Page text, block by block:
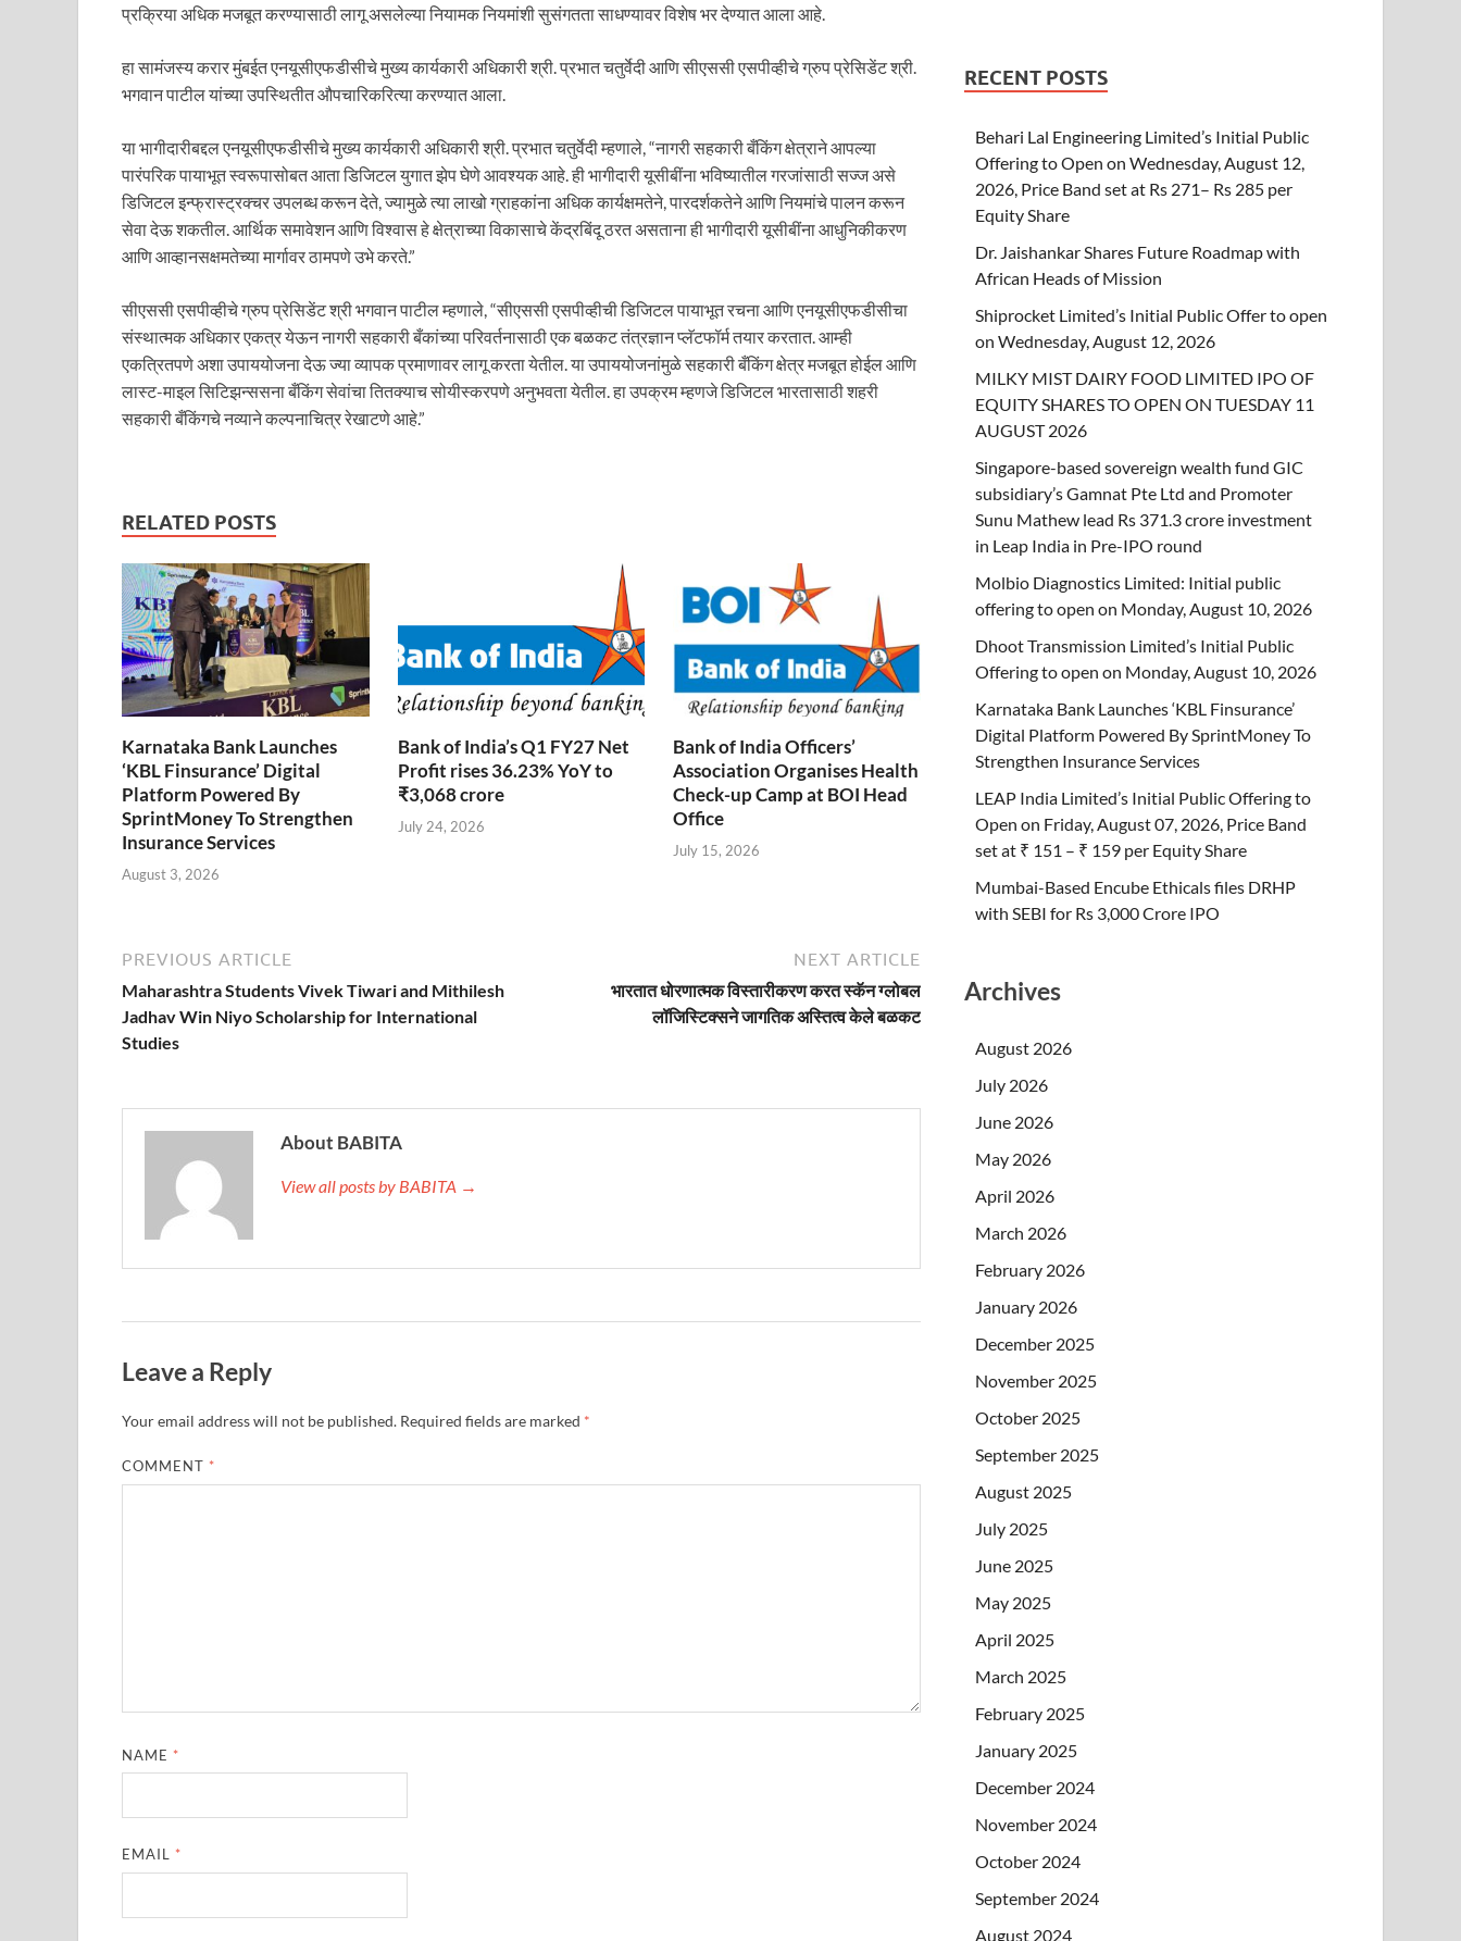
प्रक्रिया अधिक मजबूत करण्यासाठी लागू असलेल्या नियामक नियमांशी सुसंगतता साधण्यावर विशेष भर देण्यात आला आहे.
हा सामंजस्य करार मुंबईत एनयूसीएफडीसीचे मुख्य कार्यकारी अधिकारी श्री. प्रभात चतुर्वेदी आणि सीएससी एसपीव्हीचे ग्रुप प्रेसिडेंट श्री.
भगवान पाटील यांच्या उपस्थितीत औपचारिकरित्या करण्यात आला.
या भागीदारीबद्दल एनयूसीएफडीसीचे मुख्य कार्यकारी अधिकारी श्री. प्रभात चतुर्वेदी म्हणाले, “नागरी सहकारी बँकिंग क्षेत्राने आपल्या
पारंपरिक पायाभूत स्वरूपासोबत आता डिजिटल युगात झेप घेणे आवश्यक आहे. ही भागीदारी यूसीबींना भविष्यातील गरजांसाठी सज्ज असे
डिजिटल इन्फ्रास्ट्रक्चर उपलब्ध करून देते, ज्यामुळे त्या लाखो ग्राहकांना अधिक कार्यक्षमतेने, पारदर्शकतेने आणि नियमांचे पालन करून
सेवा देऊ शकतील. आर्थिक समावेशन आणि विश्वास हे क्षेत्राच्या विकासाचे केंद्रबिंदू ठरत असताना ही भागीदारी यूसीबींना आधुनिकीकरण
आणि आव्हानसक्षमतेच्या मार्गावर ठामपणे उभे करते.”
सीएससी एसपीव्हीचे ग्रुप प्रेसिडेंट श्री भगवान पाटील म्हणाले, “सीएससी एसपीव्हीची डिजिटल पायाभूत रचना आणि एनयूसीएफडीसीचा
संस्थात्मक अधिकार एकत्र येऊन नागरी सहकारी बँकांच्या परिवर्तनासाठी एक बळकट तंत्रज्ञान प्लॅटफॉर्म तयार करतात. आम्ही
एकत्रितपणे अशा उपाययोजना देऊ ज्या व्यापक प्रमाणावर लागू करता येतील. या उपाययोजनांमुळे सहकारी बँकिंग क्षेत्र मजबूत होईल आणि
लास्ट-माइल सिटिझन्ससना बँकिंग सेवांचा तितक्याच सोयीस्करपणे अनुभवता येतील. हा उपक्रम म्हणजे डिजिटल भारतासाठी शहरी
सहकारी बँकिंगचे नव्याने कल्पनाचित्र रेखाटणे आहे.”
RELATED POSTS
Karnataka Bank Launches
‘KBL Finsurance’ Digital
Platform Powered By
SprintMoney To Strengthen
Insurance Services
August 3, 2026
Bank of India’s Q1 FY27 Net
Profit rises 36.23% YoY to
₹3,068 crore
July 24, 2026
Bank of India Officers’
Association Organises Health
Check-up Camp at BOI Head
Office
July 15, 2026
PREVIOUS ARTICLE
Maharashtra Students Vivek Tiwari and Mithilesh
Jadhav Win Niyo Scholarship for International
Studies
NEXT ARTICLE
भारतात धोरणात्मक विस्तारीकरण करत स्कॅन ग्लोबल
लॉजिस्टिक्सने जागतिक अस्तित्व केले बळकट
About BABITA
View all posts by BABITA →
Leave a Reply
Your email address will not be published. Required fields are marked *
COMMENT *
NAME *
EMAIL *
RECENT POSTS
Behari Lal Engineering Limited’s Initial Public
Offering to Open on Wednesday, August 12,
2026, Price Band set at Rs 271– Rs 285 per
Equity Share
Dr. Jaishankar Shares Future Roadmap with
African Heads of Mission
Shiprocket Limited’s Initial Public Offer to open
on Wednesday, August 12, 2026
MILKY MIST DAIRY FOOD LIMITED IPO OF
EQUITY SHARES TO OPEN ON TUESDAY 11
AUGUST 2026
Singapore-based sovereign wealth fund GIC
subsidiary’s Gamnat Pte Ltd and Promoter
Sunu Mathew lead Rs 371.3 crore investment
in Leap India in Pre-IPO round
Molbio Diagnostics Limited: Initial public
offering to open on Monday, August 10, 2026
Dhoot Transmission Limited’s Initial Public
Offering to open on Monday, August 10, 2026
Karnataka Bank Launches ‘KBL Finsurance’
Digital Platform Powered By SprintMoney To
Strengthen Insurance Services
LEAP India Limited’s Initial Public Offering to
Open on Friday, August 07, 2026, Price Band
set at ₹ 151 – ₹ 159 per Equity Share
Mumbai-Based Encube Ethicals files DRHP
with SEBI for Rs 3,000 Crore IPO
Archives
August 2026
July 2026
June 2026
May 2026
April 2026
March 2026
February 2026
January 2026
December 2025
November 2025
October 2025
September 2025
August 2025
July 2025
June 2025
May 2025
April 2025
March 2025
February 2025
January 2025
December 2024
November 2024
October 2024
September 2024
August 2024